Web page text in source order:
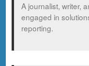
A journalist, writer,
engaged in
reporting.